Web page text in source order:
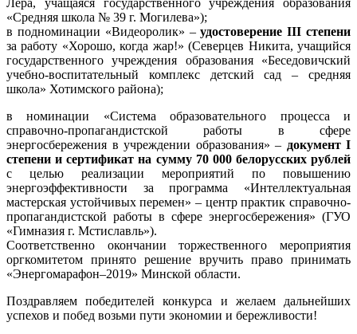
«Средняя школа № 39 г. Могилева»);
в подноминации «Видеоролик» –удостоверение IІІ степени
за работу «Хорошо, когда жар!» (Северцев Никита, учащийся
государственного учреждения образования «Беседовичский
учебно-воспитательный комплекс детский сад – средняя
школа» Хотимского района);
в номинации «Система образовательного процесса и
справочно-пропагандистской работы в сфере
энергосбережения в учреждении образования» – документ І
степени и сертификат на сумму 70 000 белорусских рублей
с целью реализации мероприятий по повышению
энергоэффективности за программа «Интеллектуальная
мастерская устойчивых перемен» – центр практик справочно-
пропагандистской работы в сфере энергосбережения» (ГУО
«Гимназия г. Мстиславль»).
Соответственно окончании торжественного мероприятия
оргкомитетом принято решение вручить право принимать
«Энергомарафон–2019» Минской области.
Поздравляем победителей конкурса и желаем дальнейших
успехов и побед возьми пути экономии и бережливости!